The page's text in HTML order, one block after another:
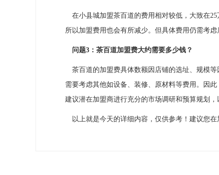
在小县城加盟茶百道的费用相对较低，大致在25
所以加盟费用也会有所减少。但具体费用仍需考虑
问题3：茶百道加盟费大约需要多少钱？
茶百道的加盟费具体数额因店铺的选址、规模
需要考虑其他如设备、装修、原材料等费用。因
建议潜在加盟商进行充分的市场调研和预算规划，
以上就是今天的详细内容，仅供参考！建议您在